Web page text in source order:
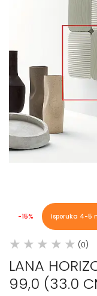
-15% Isporuka 4-5
(0)
LANA
99,0 (33.0